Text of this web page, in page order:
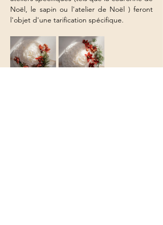
Noël, le sapin ou l'atelier de Noël ) feront
l'objet d'une tarification spécifique.